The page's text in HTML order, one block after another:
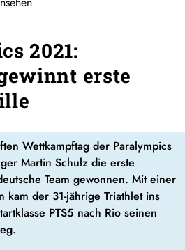
2021:
erste
Wettkampftag der Paralympics
Martin Schulz die erste
Team gewonnen. Mit einer
kam der 31-jährige Triathlet ins
PTS5 nach Rio seinen